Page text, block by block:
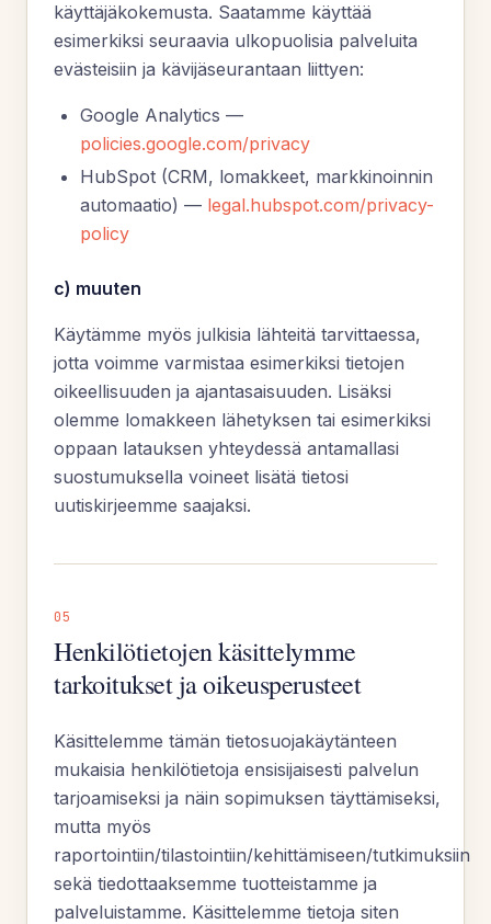
käyttäjäkokemusta. Saatamme käyttää
esimerkiksi seuraavia ulkopuolisia palveluita
evästeisiin ja kävijäseurantaan liittyen:
Google Analytics —
policies.google.com/privacy
HubSpot (CRM, lomakkeet, markkinoinnin
automaatio) — legal.hubspot.com/privacy-
policy
c) muuten
Käytämme myös julkisia lähteitä tarvittaessa,
jotta voimme varmistaa esimerkiksi tietojen
oikeellisuuden ja ajantasaisuuden. Lisäksi
olemme lomakkeen lähetyksen tai esimerkiksi
oppaan latauksen yhteydessä antamallasi
suostumuksella voineet lisätä tietosi
uutiskirjeemme saajaksi.
05
Henkilötietojen käsittelymme
tarkoitukset ja oikeusperusteet
Käsittelemme tämän tietosuojakäytänteen
mukaisia henkilötietoja ensisijaisesti palvelun
tarjoamiseksi ja näin sopimuksen täyttämiseksi,
mutta myös
raportointiin/tilastointiin/kehittämiseen/tutkimuksiin
sekä tiedottaaksemme tuotteistamme ja
palveluistamme. Käsittelemme tietoja siten